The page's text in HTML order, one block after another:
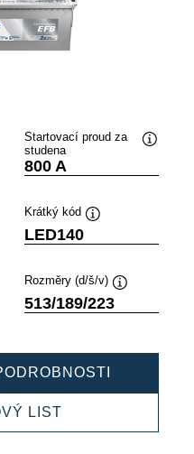
Startovací proud za
studena
800 A
Krátký kód
nástroje
LED140
Rozměry (d/š/v)
nástroje
513/189/223
LISTPROFESSIONAL